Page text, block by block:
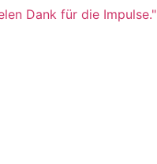
Dank für die Impulse."